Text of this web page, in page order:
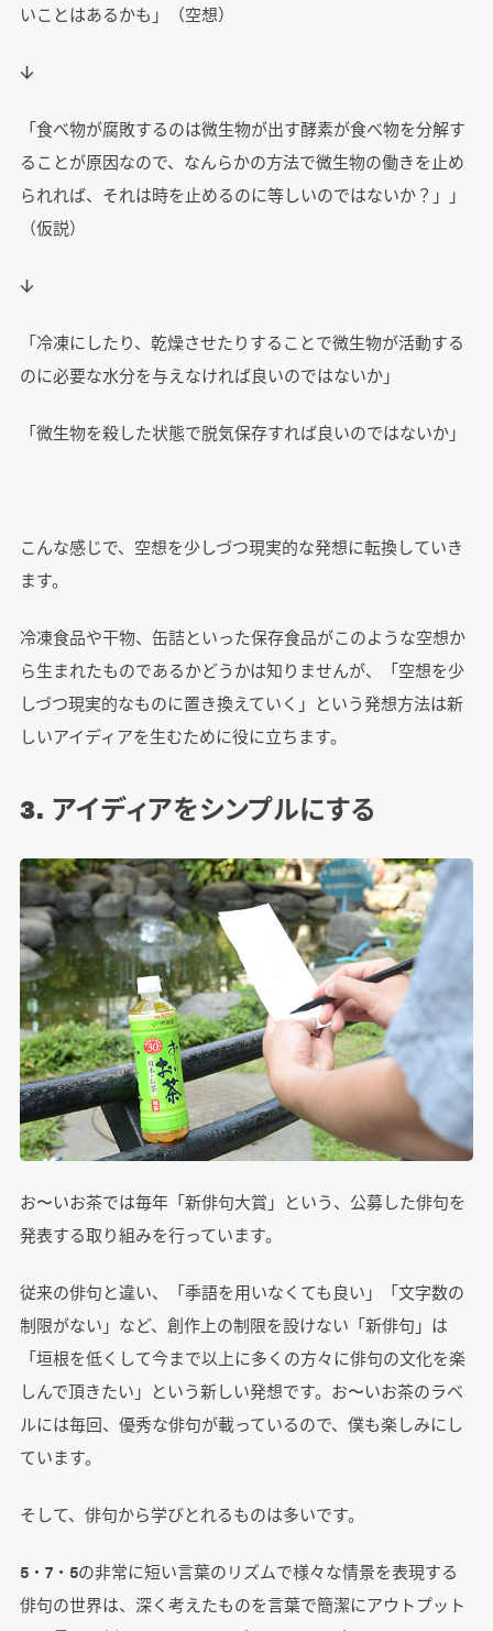
いことはあるかも」（空想）
↓
「食べ物が腐敗するのは微生物が出す酵素が食べ物を分解す
ることが原因なので、なんらかの方法で微生物の働きを止め
られれば、それは時を止めるのに等しいのではないか？」」
（仮説）
↓
「冷凍にしたり、乾燥させたりすることで微生物が活動する
のに必要な水分を与えなければ良いのではないか」
「微生物を殺した状態で脱気保存すれば良いのではないか」
こんな感じで、空想を少しづつ現実的な発想に転換していき
ます。
冷凍食品や干物、缶詰といった保存食品がこのような空想か
ら生まれたものであるかどうかは知りませんが、「空想を少
しづつ現実的なものに置き換えていく」という発想方法は新
しいアイディアを生むために役に立ちます。
3. アイディアをシンプルにする
お〜いお茶では毎年「新俳句大賞」という、公募した俳句を
発表する取り組みを行っています。
従来の俳句と違い、「季語を用いなくても良い」「文字数の
制限がない」など、創作上の制限を設けない「新俳句」は
「垣根を低くして今まで以上に多くの方々に俳句の文化を楽
しんで頂きたい」という新しい発想です。お〜いお茶のラベ
ルには毎回、優秀な俳句が載っているので、僕も楽しみにし
ています。
そして、俳句から学びとれるものは多いです。
5・7・5の非常に短い言葉のリズムで様々な情景を表現する
俳句の世界は、深く考えたものを言葉で簡潔にアウトプット